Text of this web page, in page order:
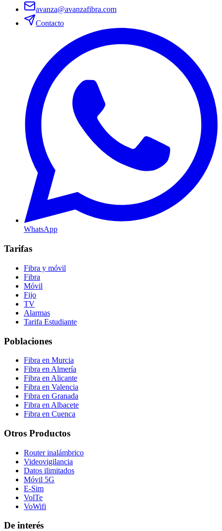
avanza@avanzafibra.com
Contacto
WhatsApp
Tarifas
Fibra y móvil
Fibra
Móvil
Fijo
TV
Alarmas
Tarifa Estudiante
Poblaciones
Fibra en Murcia
Fibra en Almería
Fibra en Alicante
Fibra en Valencia
Fibra en Granada
Fibra en Albacete
Fibra en Cuenca
Otros Productos
Router inalámbrico
Videovigilancia
Datos ilimitados
Móvil 5G
E-Sim
VolTe
VoWifi
De interés